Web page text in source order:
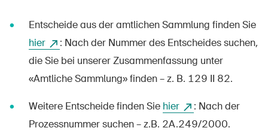
Entscheide aus der amtlichen Sammlung finden Sie
hier
: Nach der Nummer des Entscheides suchen,
die Sie bei unserer Zusammenfassung unter
«Amtliche Sammlung» finden – z. B. 129 II 82.
Weitere Entscheide finden Sie hier
: Nach der
Prozessnummer suchen – z.B. 2A.249/2000.